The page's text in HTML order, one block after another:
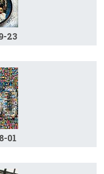
23
01